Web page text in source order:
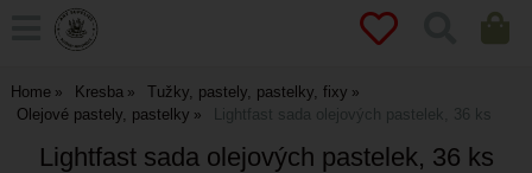
Home Kresba
Tužky, pastely, pastelky, fixy
Olejové pastely, pastelky
Lightfast sada olejových pastelek, 36 ks
Lightfast sada olejových pastelek, 36 ks